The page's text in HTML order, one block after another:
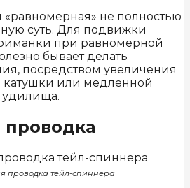
не полностью
суть. Для подвижки
при равномерной
бывает делать
посредством увеличения
катушки или медленной
проводка
проводка тейл-спиннера